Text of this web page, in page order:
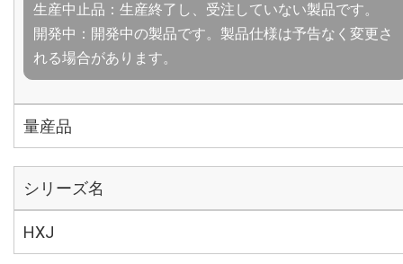
生産中止品：生産終了し、受注していない製品です。
開発中：開発中の製品です。製品仕様は予告なく変更さ
れる場合があります。
量産品
シリーズ名
HXJ